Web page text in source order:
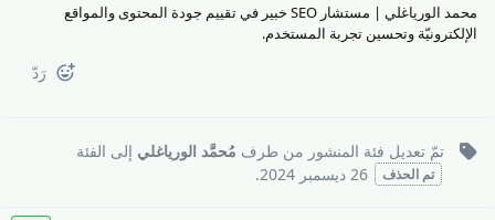
محمد الورياغلي | مستشار SEO خبير في تقييم جودة المحتوى والمواقع
الإلكترونيّة وتحسين تجربة المستخدم.
رَدّ
تمّ تعديل فئة المنشور من طرف مُحمَّد الورياغلي إلى الفئة
تم الحذف 26 ديسمبر 2024 .